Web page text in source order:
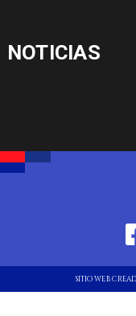
NOTICIAS
SITIO WEB